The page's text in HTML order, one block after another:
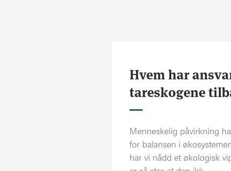
Hvem har
tareskogene
Menneskelig påvirkning
for balansen i
har vi nådd et økologisk